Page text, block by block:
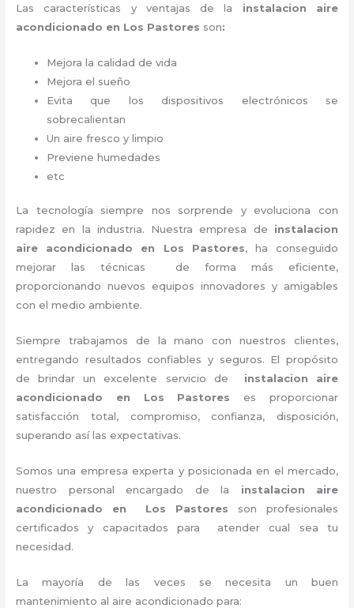
Las características y ventajas de la instalacion aire
acondicionado en Los Pastores son:
Mejora la calidad de vida
Mejora el sueño
Evita que los dispositivos electrónicos se
sobrecalientan
Un aire fresco y limpio
Previene humedades
etc
La tecnología siempre nos sorprende y evoluciona con
rapidez en la industria. Nuestra empresa de instalacion
aire acondicionado en Los Pastores, ha conseguido
mejorar las técnicas de forma más eficiente,
proporcionando nuevos equipos innovadores y amigables
con el medio ambiente.
Siempre trabajamos de la mano con nuestros clientes,
entregando resultados confiables y seguros. El propósito
de brindar un excelente servicio de instalacion aire
acondicionado en Los Pastores
es proporcionar
satisfacción total, compromiso, confianza, disposición,
superando así las expectativas.
Somos una empresa experta y posicionada en el mercado,
nuestro personal encargado de la instalacion aire
acondicionado en Los Pastores
son profesionales
certificados y capacitados para atender cual sea tu
necesidad.
La mayoría de las veces se necesita un buen
mantenimiento al aire acondicionado para: